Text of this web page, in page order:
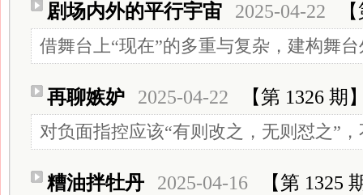
剧场内外的平行宇宙 2025-04-22
借舞台上“现在”的多重与复杂，建构舞
再聊嫉妒 2025-04-22 【第 1326 期
对负面指控应该“有则改之，无则怼之”
糟油拌牡丹 2025-04-16 【第 1325